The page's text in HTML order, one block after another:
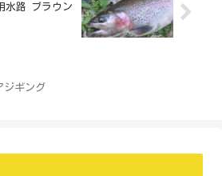
水路 ブラウン
ジギング